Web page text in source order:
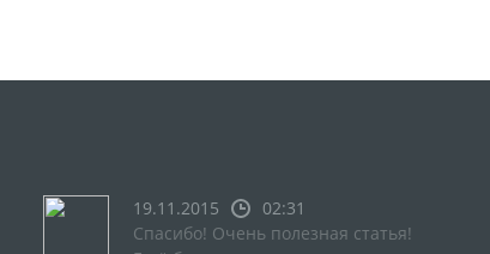
19.11.2015
02:31
Спасибо! Очень полезная статья!